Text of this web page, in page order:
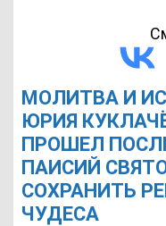
МОЛИТВА И
ЮРИЯ
ПРОШЕЛ
ПАИСИЙ
СОХРАНИТЬ
ЧУДЕСА